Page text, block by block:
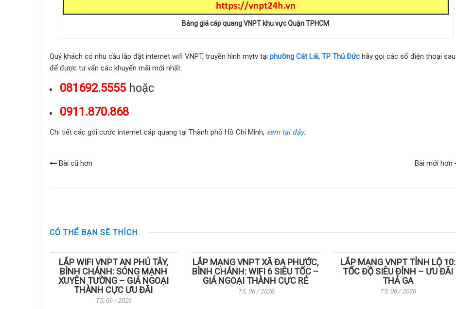
Bảng giá cáp quang VNPT khu vực Quận TPHCM
Quý khách có nhu cầu lắp đặt internet wifi VNPT, truyền hình mytv tại phường Cát Lái, TP Thủ Đức hãy gọi các số điện thoại sau
để được tư vấn các khuyến mãi mới nhất:
081692.5555hoặc
0911.870.868
Chi tiết các gói cước internet cáp quang tại Thành phố Hồ Chí Minh, xem tại đây.
Bài cũ hơn Bài mới hơn
CÓ THỂ BẠN SẼ THÍCH
LẮP WIFI VNPT AN PHÚ TÂY,
BÌNH CHÁNH: SÓNG MẠNH
XUYÊN TƯỜNG – GIÁ NGOẠI
THÀNH CỰC ƯU ĐÃI
T5, 06 / 2026
LẮP MẠNG VNPT XÃ ĐA PHƯỚC,
BÌNH CHÁNH: WIFI 6 SIÊU TỐC –
GIÁ NGOẠI THÀNH CỰC RẺ
T5, 06 / 2026
LẮP MẠNG VNPT TỈNH LỘ 10:
TỐC ĐỘ SIÊU ĐỈNH – ƯU ĐÃI
THẢ GA
T5, 06 / 2026